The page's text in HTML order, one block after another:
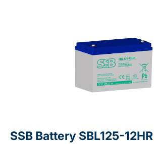
SSB Battery SBL125-12HR